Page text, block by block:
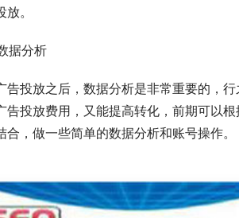
。
分析
投放之后，数据分析是非常重要的，行
告投放费用，又能提高转化，前期可以
合，做一些简单的数据分析和账号操作。